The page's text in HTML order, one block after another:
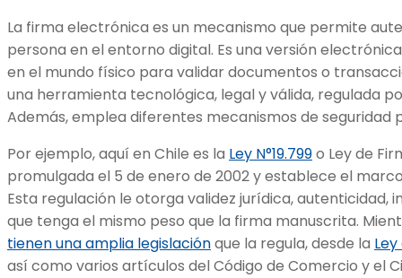
La firma electrónica es un mecanismo que permite
persona en el entorno digital. Es una versión
en el mundo físico para validar documentos o
una herramienta tecnológica, legal y válida, regulada
Además, emplea diferentes mecanismos de
Por ejemplo, aquí en Chile es la Ley N°19.799o Ley de
promulgada el 5 de enero de 2002 y establece el
Esta regulación le otorga validez jurídica, autenticidad,
que tenga el mismo peso que la firma manuscrita.
tienen una amplia legislaciónque la regula, desde la
así como varios artículos del Código de Comercio y el